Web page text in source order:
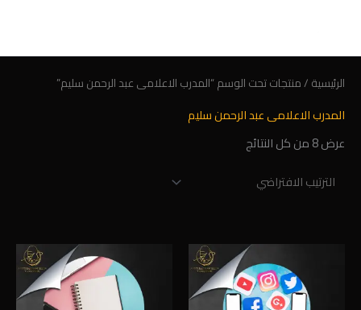
المحتوى
الرئيسية / منتجات تحت الوسم “المدرب الاعلامى عبد الرحمن سليم”
المدرب الاعلامى عبد الرحمن سليم
عرض ⁦8⁩ من كل النتائج